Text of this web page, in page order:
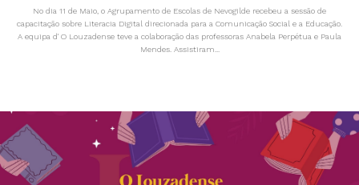
No dia 11 de Maio, o Agrupamento de Escolas de Nevogilde recebeu a sessão de
capacitação sobre Literacia Digital direcionada para a Comunicação Social e a Educação.
A equipa d' O Louzadense teve a colaboração das professoras Anabela Perpétua e Paula
Mendes. Assistiram...